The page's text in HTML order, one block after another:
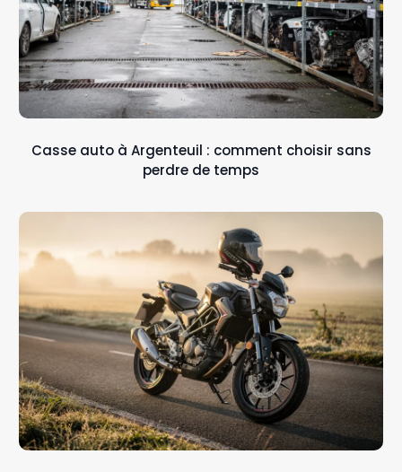
Casse auto à Argenteuil : comment choisir sans
perdre de temps